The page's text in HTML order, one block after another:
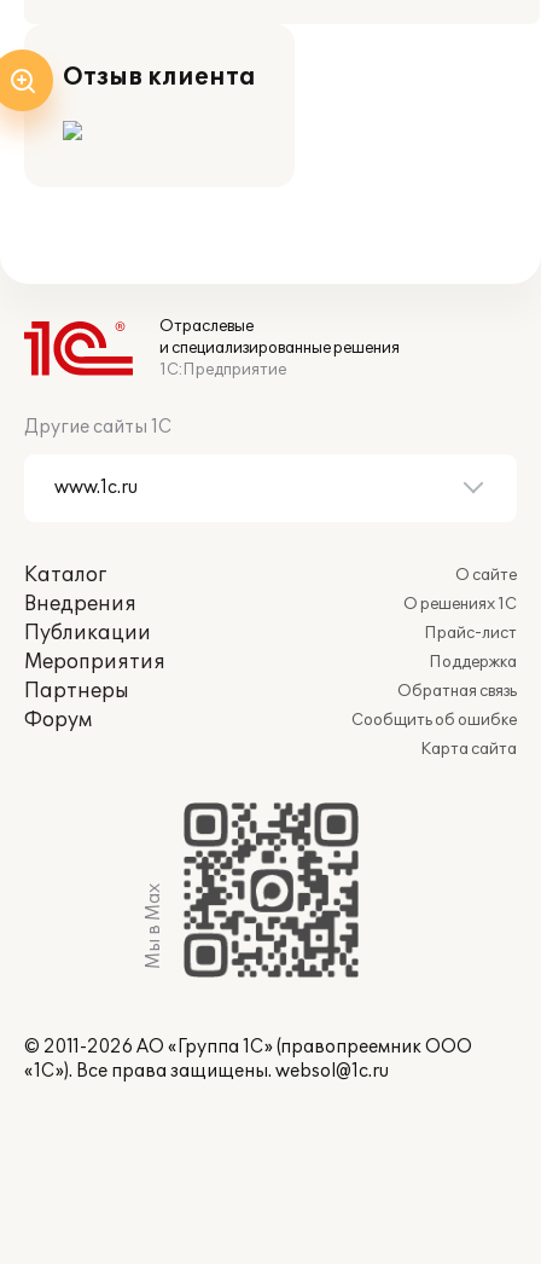
Отзыв клиента
Отраслевые
и специализированные решения
1С:Предприятие
Другие сайты 1С
Каталог
Внедрения
Публикации
Мероприятия
Партнеры
Форум
О сайте
О решениях 1С
Прайс-лист
Поддержка
Обратная связь
Сообщить об ошибке
Карта сайта
Мы в Max
© 2011-2026 АО «Группа 1С» (правопреемник ООО
«1С»). Все права защищены. websol@1c.ru